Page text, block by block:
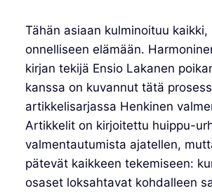
Tähän asiaan kulminoituu
onnelliseen elämään.
kirjan tekijä Ensio Lakanen
kanssa on kuvannut tätä
artikkelisarjassa Henkinen
Artikkelit on kirjoitettu huippu-
valmentautumista ajatellen,
pätevät kaikkeen tekemiseen:
osaset loksahtavat kohdalleen